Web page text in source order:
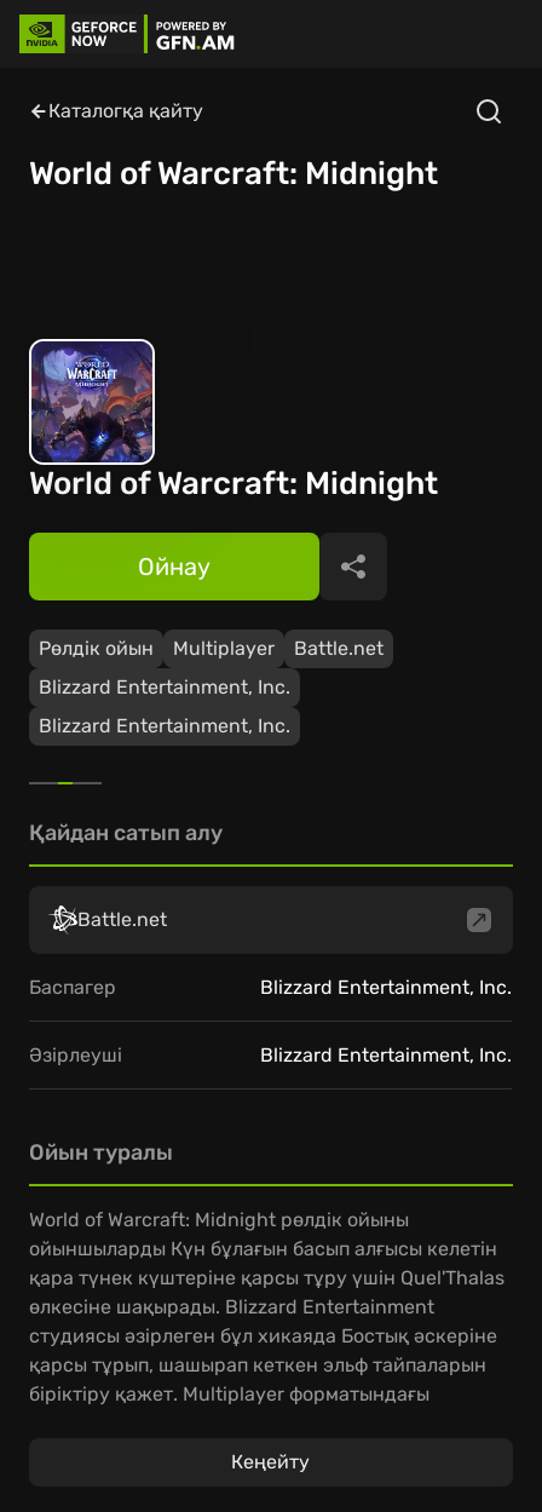
Каталогқа қайту
World of Warcraft: Midnight
World of Warcraft: Midnight
Рөлдік ойын Multiplayer
Battle.net
Blizzard Entertainment, Inc.
Blizzard Entertainment, Inc.
Ойнау Бөлісу
Ойын туралы
World of Warcraft: Midnight рөлдік ойыны
ойыншыларды Күн бұлағын басып алғысы келетін
қара түнек күштеріне қарсы тұру үшін Quel'Thalas
өлкесіне шақырады. Blizzard Entertainment
студиясы әзірлеген бұл хикаяда Бостық әскеріне
қарсы тұрып, шашырап кеткен эльф тайпаларын
біріктіру қажет. Multiplayer форматындағы
ежелгі мекендердің тағдырын шешуге мүмкіндік
Кеңейту
Қайдан сатып алу
Battle.net
Баспагер Blizzard Entertainment, Inc.
Әзірлеуші Blizzard Entertainment, Inc.